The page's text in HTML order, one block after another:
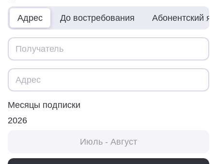
Адрес До востребования Абонентский
Месяцы подписки
2026
Июль - Август